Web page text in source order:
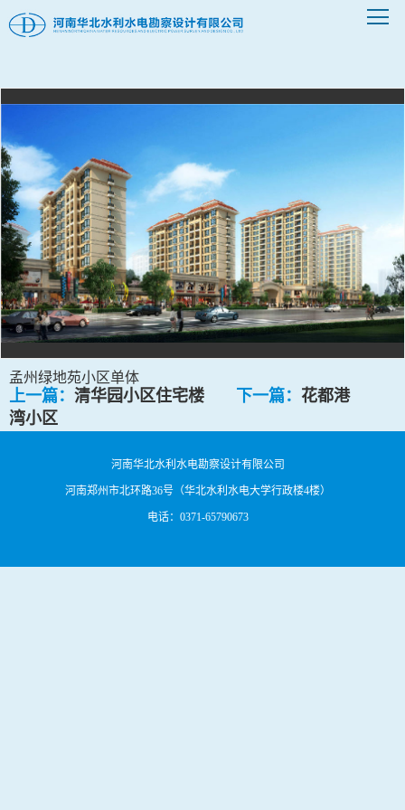
孟州绿地苑小区单体
上一篇： 清华园小区住宅楼 下一篇： 花都港
湾小区
河南华北水利水电勘察设计有限公司
河南郑州市北环路36号（华北水利水电大学行政楼4楼）
电话：0371-65790673